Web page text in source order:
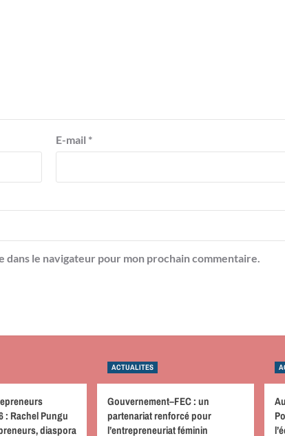
E-mail *
dans le navigateur pour mon prochain commentaire.
: Rachel Pungu
diaspora
ACTUALITES
Gouvernement–FEC : un
partenariat renforcé pour
l’entrepreneuriat féminin